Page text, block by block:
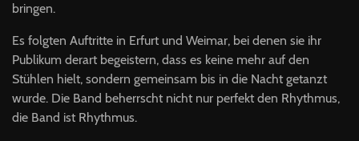
bringen.
Es folgten Auftritte in Erfurt und Weimar, bei denen sie ihr
Publikum derart begeistern, dass es keine mehr auf den
Stühlen hielt, sondern gemeinsam bis in die Nacht getanzt
wurde. Die Band beherrscht nicht nur perfekt den Rhythmus,
die Band ist Rhythmus.